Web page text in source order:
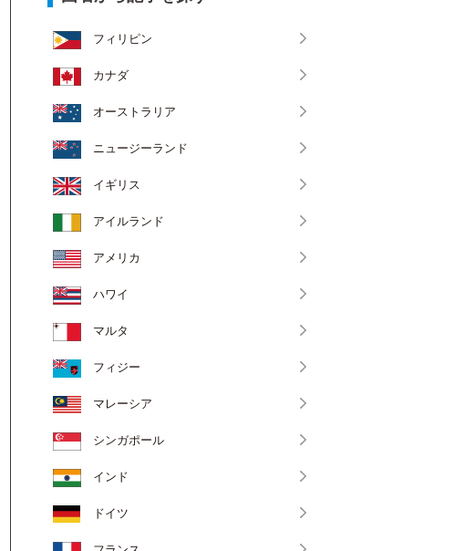
フィリピン
カナダ
オーストラリア
ニュージーランド
イギリス
アイルランド
アメリカ
ハワイ
マルタ
フィジー
マレーシア
シンガポール
インド
ドイツ